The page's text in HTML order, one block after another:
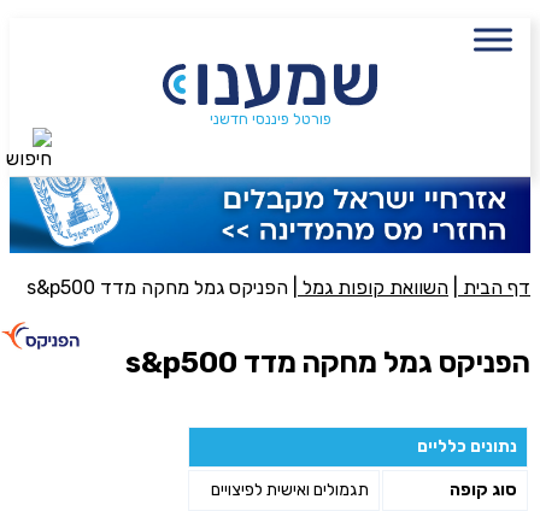
פורטל פיננסי חדשני
דף הבית השוואת קופות גמל הפניקס גמל מחקה מדד s&p500
הפניקס גמל מחקה מדד s&p500
נתונים כלליים
סוג קופה תגמולים ואישית לפיצויים
שם מלא
פעולה נדרשת
סכום חיסכון בקרן
אני מאשר את תנאיי השימוש והפרטיות של האתר
מאשר כי פרטיי ישמשו לקבלת פניות והצעות שיווקיות למוצרים
פנסיוניים\ביטוח באמצעות טלפון, מייל או SMS מאיתנו או צד שלישי
חיפוש